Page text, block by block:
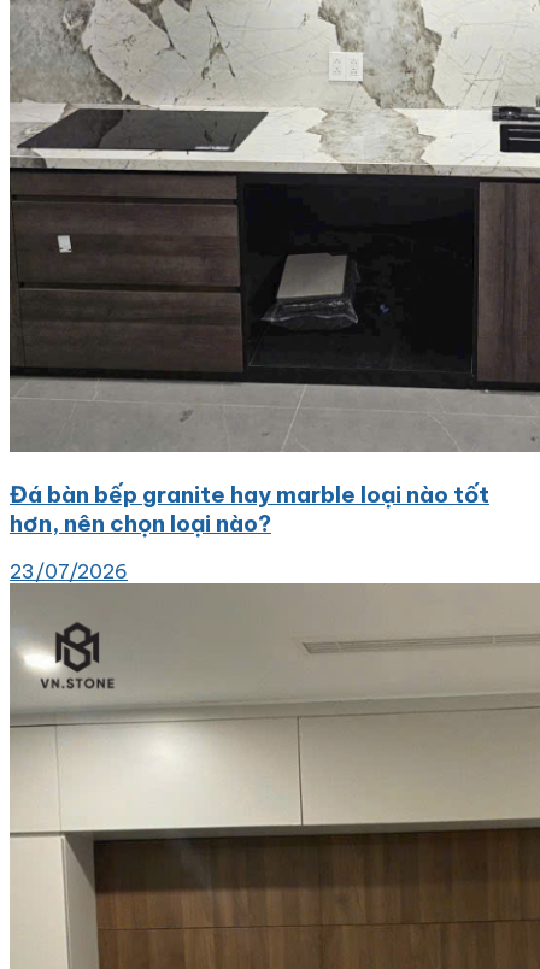
Đá bàn bếp granite hay marble loại nào tốt
hơn, nên chọn loại nào?
23/07/2026